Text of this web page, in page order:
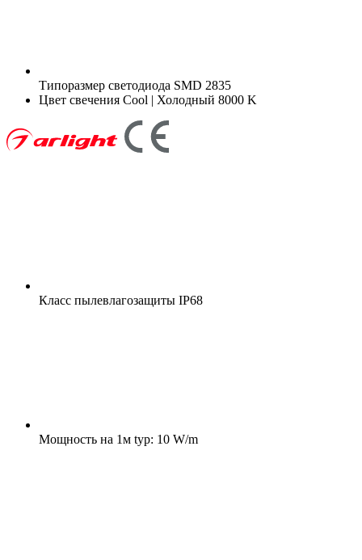
Типоразмер светодиода SMD 2835
Цвет свечения Cool | Холодный 8000 K
Класс пылевлагозащиты IP68
Мощность на 1м typ: 10 W/m